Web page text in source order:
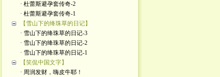
· 杜蕾斯避孕套传奇-2
· 杜蕾斯避孕套传奇-1
【雪山下的绛珠草的日记】
· 雪山下的绛珠草的日记-3
· 雪山下的绛珠草的日记-2
· 雪山下的绛珠草的日记-1
【笑侃中国文字】
· 周润发财，嗨皮牛耶！